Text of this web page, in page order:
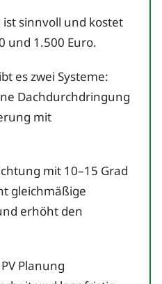
sinnvoll und kostet
und 1.500 Euro.
es zwei Systeme:
Dachdurchdringung
mit
mit 10–15 Grad
gleichmäßige
erhöht den
Planung